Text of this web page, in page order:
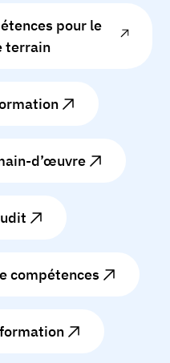
pour le
terrain
d’œuvre
compétences